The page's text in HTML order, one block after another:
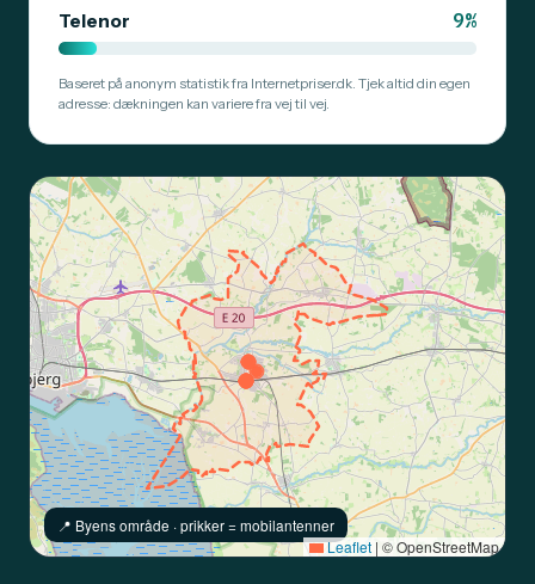
Telenor 9%
Baseret på anonym statistik fra Internetpriser.dk. Tjek altid din egen
adresse: dækningen kan variere fra vej til vej.
📍️ Byens område · prikker = mobilantenner
Leaflet | © OpenStreetMap